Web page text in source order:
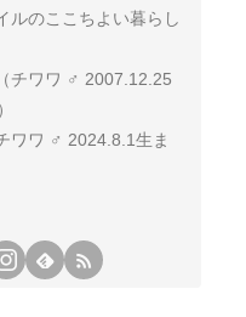
ルのここちよい暮らし
チワワ ♂ 2007.12.25
♂ 2024.8.1生ま